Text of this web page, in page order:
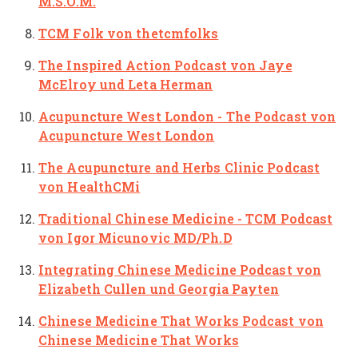
TCM Folk von thetcmfolks
The Inspired Action Podcastvon Jaye
McElroy und Leta Herman
Acupuncture West London - The Podcastvon
Acupuncture West London
The Acupuncture and Herbs Clinic Podcast
von HealthCMi
Traditional Chinese Medicine - TCM Podcast
von Igor Micunovic MD/Ph.D
Integrating Chinese Medicine Podcastvon
Elizabeth Cullen und Georgia Payten
Chinese Medicine That Works Podcast von
Chinese Medicine That Works